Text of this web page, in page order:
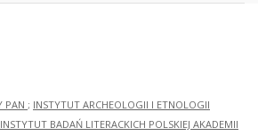
PAN ; INSTYTUT ARCHEOLOGII I ETNOLOGII
INSTYTUT BADAŃ LITERACKICH POLSKIEJ AKADEMII